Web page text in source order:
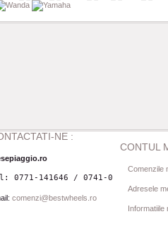
NE :
0771-141646 / 0741-080844
comenzi@bestwheels.ro
CONTUL
Comenzile
Adresele
Informatiile